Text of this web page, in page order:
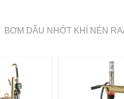
BƠM DẦU NHỚT KHÍ NÉN